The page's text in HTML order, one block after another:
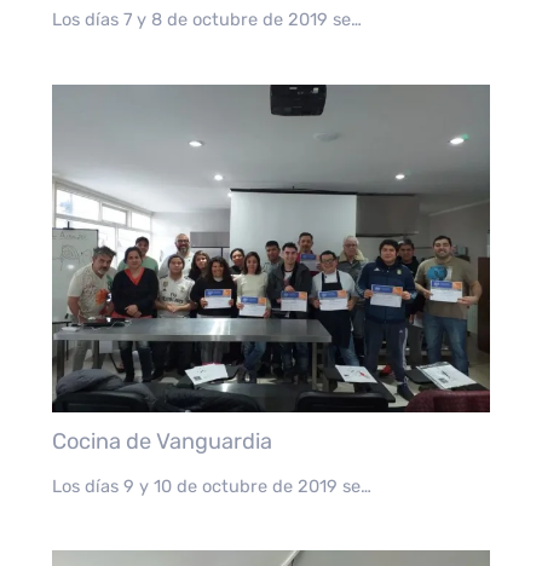
Los días 7 y 8 de octubre de 2019 se…
Cocina de Vanguardia
Los días 9 y 10 de octubre de 2019 se…